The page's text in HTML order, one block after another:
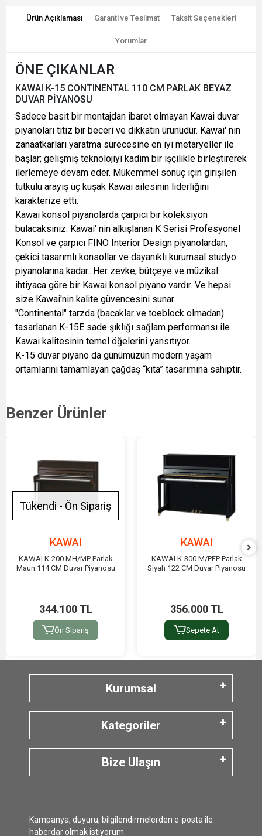
Ürün Açıklaması Garanti ve Teslimat Taksit Seçenekleri
Yorumlar
ÖNE ÇIKANLAR
KAWAI K-15 CONTINENTAL 110 CM PARLAK BEYAZ
DUVAR PİYANOSU
Sadece basit bir montajdan ibaret olmayan Kawai duvar
piyanoları titiz bir beceri ve dikkatin ürünüdür. Kawai' nin
zanaatkarları yaratma sürecesine en iyi metaryeller ile
başlar; gelişmiş teknolojiyi kadim bir işçilikle birleştirerek
ilerlemeye devam eder. Mükemmel sonuç için girişilen
tutkulu arayış üç kuşak Kawai ailesinin liderliğini
karakterize etti.
Kawai konsol piyanolarda çarpıcı bir koleksiyon
bulacaksınız. Kawai' nin alkışlanan K Serisi Profesyonel
Konsol ve çarpıcı FINO Interior Design piyanolardan,
çekici tasarımlı konsollar ve dayanıklı kurumsal studyo
piyanolarına kadar...Her zevke, bütçeye ve müzikal
ihtiyaca göre bir Kawai konsol piyano vardır. Ve hepsi
size Kawai'nin kalite güvencesini sunar.
"Continental" tarzda (bacaklar ve toeblock olmadan)
tasarlanan K-15E sade şıklığı sağlam performansı ile
Kawai kalitesinin temel öğelerini yansıtıyor.
K-15 duvar piyano da günümüzün modern yaşam
ortamlarını tamamlayan çağdaş “kıta” tasarımına sahiptir.
Benzer Ürünler
Tükendi - Ön Sipariş
KAWAI
KAWAI K-200 MH/MP Parlak
Maun 114 CM Duvar Piyanosu
344.100 TL
Ön Sipariş
KAWAI
KAWAI K-300 M/PEP Parlak
Siyah 122 CM Duvar Piyanosu
356.000 TL
Sepete At
Kurumsal
Kategoriler
Bize Ulaşın
Kampanya, duyuru, bilgilendirmelerden e-posta ile
haberdar olmak istiyorum.